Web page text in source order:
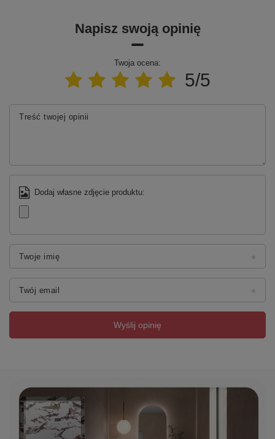
Napisz swoją opinię
Twoja ocena:
5/5
Treść twojej opinii
Dodaj własne zdjęcie produktu:
Twoje imię
Twój email
Wyślij opinię